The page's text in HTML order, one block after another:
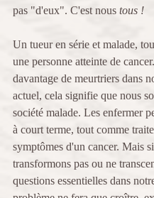
pas "d'eux". C'est nous tous !
Un tueur en série et malade,
une personne atteinte de
davantage de meurtriers dans
actuel, cela signifie que nous
société malade. Les enfermer
à court terme, tout comme
symptômes d'un cancer. Mais
transformons pas ou ne
questions essentielles dans